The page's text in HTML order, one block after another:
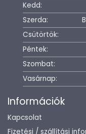
Kedd:
Szerda:
Csütörtök:
Péntek:
Szombat:
Vasárnap:
Információk
Kapcsolat
Fizetési / szállítási